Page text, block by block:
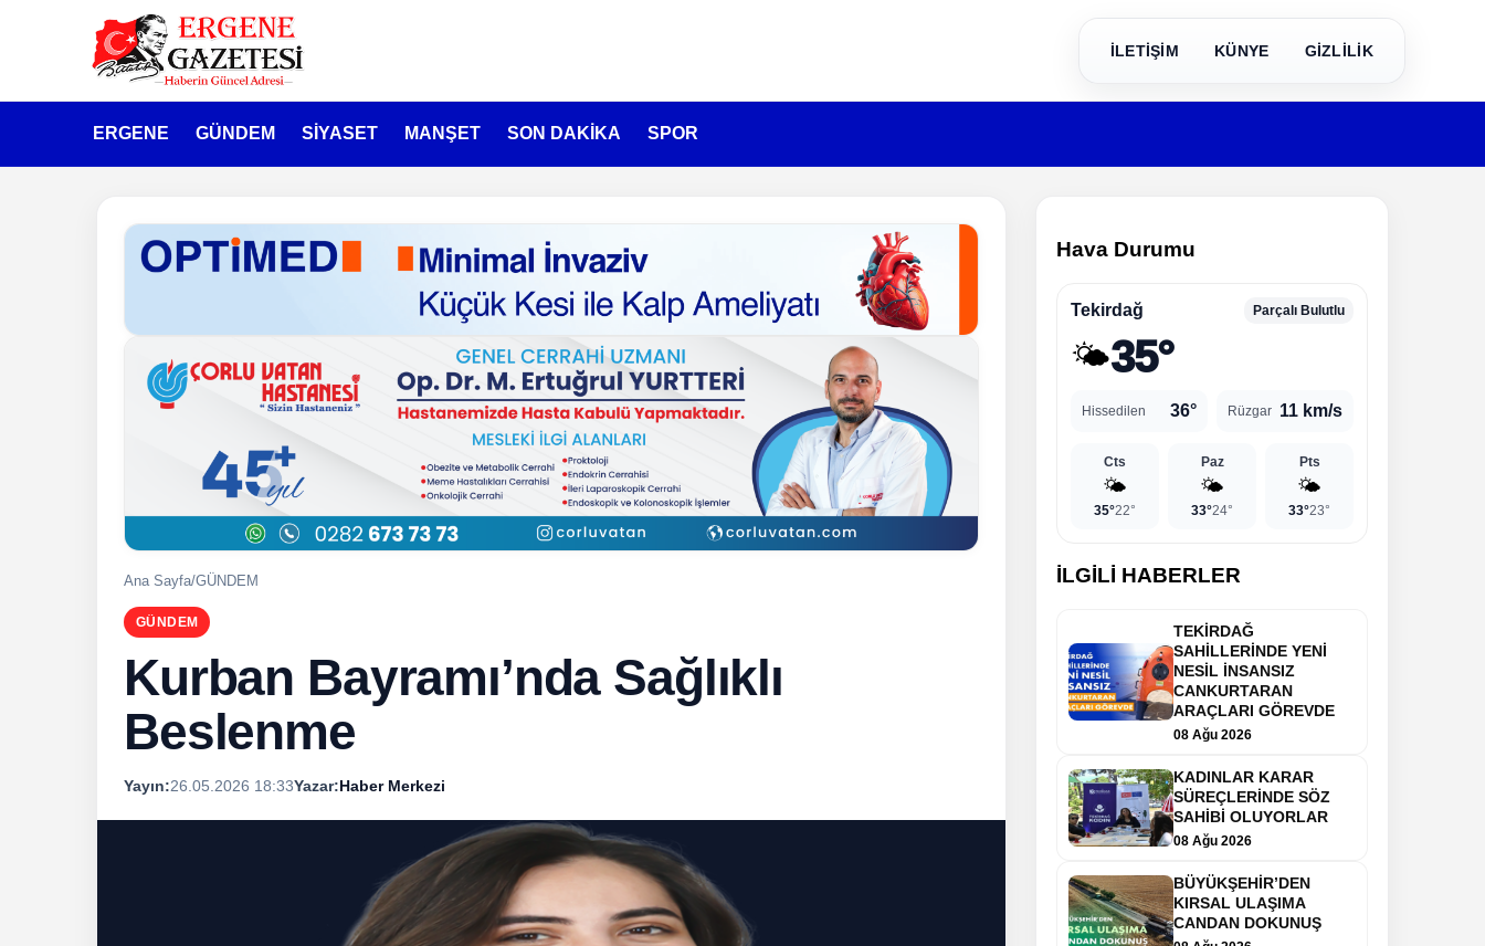
İLETİŞİM KÜNYE GİZLİLİK
ERGENE GÜNDEM SİYASET MANŞET SON DAKİKA SPOR
Ana Sayfa/GÜNDEM
GÜNDEM
Kurban Bayramı’nda Sağlıklı
Beslenme
Yayın:26.05.2026 18:33Yazar:Haber Merkezi
Hava Durumu
Tekirdağ Parçalı Bulutlu
🌤️35°
Hissedilen 36° Rüzgar 11 km/s
Cts
🌤️
35°22°
Paz
🌤️
33°24°
Pts
🌤️
33°23°
İLGİLİ HABERLER
TEKİRDAĞ
SAHİLLERİNDE YENİ
NESİL İNSANSIZ
CANKURTARAN
ARAÇLARI GÖREVDE
08 Ağu 2026
KADINLAR KARAR
SÜREÇLERİNDE SÖZ
SAHİBİ OLUYORLAR
08 Ağu 2026
BÜYÜKŞEHİR’DEN
KIRSAL ULAŞIMA
CANDAN DOKUNUŞ